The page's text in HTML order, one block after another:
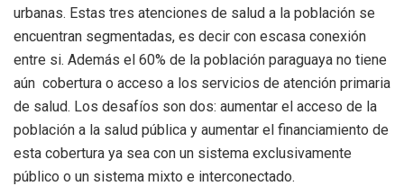
urbanas. Estas tres atenciones de salud a la población se
encuentran segmentadas, es decir con escasa conexión
entre si. Además el 60% de la población paraguaya no tiene
aún cobertura o acceso a los servicios de atención primaria
de salud. Los desafíos son dos: aumentar el acceso de la
población a la salud pública y aumentar el financiamiento de
esta cobertura ya sea con un sistema exclusivamente
público o un sistema mixto e interconectado.